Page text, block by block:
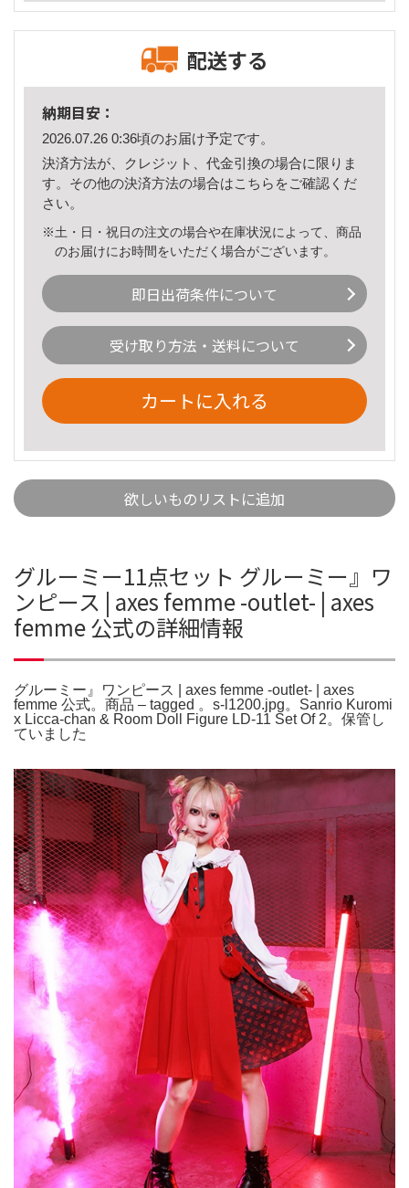
配送する
納期目安：
2026.07.26 0:36頃のお届け予定です。
決済方法が、クレジット、代金引換の場合に限りま
す。その他の決済方法の場合はこちら をご確認くだ
さい。
※土・日・祝日の注文の場合や在庫状況によって、商品
のお届けにお時間をいただく場合がございます。
即日出荷条件について
受け取り方法・送料について
カートに入れる
欲しいものリストに追加
グルーミー11点セット グルーミー』ワ
ンピース | axes femme -outlet- | axes
femme 公式の詳細情報
グルーミー』ワンピース | axes femme -outlet- | axes
femme 公式。商品 – tagged 。s-l1200.jpg。Sanrio Kuromi
x Licca-chan & Room Doll Figure LD-11 Set Of 2。保管し
ていました